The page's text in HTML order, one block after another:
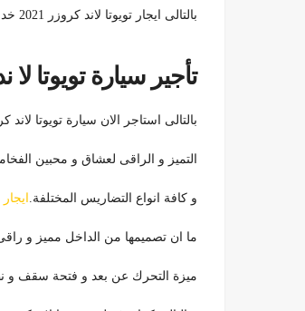
بالتالى ايجار تويوتا لاند كروزر 2021 خدمات ليموزين بالسائق او بدون السائق 01100092199
تأجير سيارة تويوتا لا ند كرورز 2021-خدمات
بالتالى استاجر الان سيارة تويوتا
التميز و الراقى لعشاق و محبين
و كافة انواع التضاريس المختلفة.
ما ان تصميمها من الداخل مميز و
ميزة التحرك عن بعد و فتحة سقف و